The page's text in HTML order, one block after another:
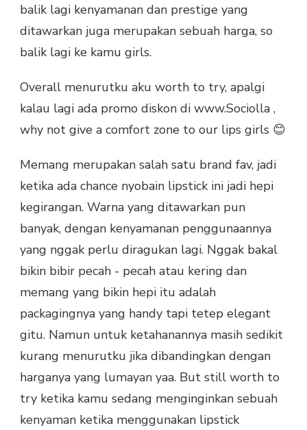
balik lagi kenyamanan dan prestige yang
ditawarkan juga merupakan sebuah harga, so
balik lagi ke kamu girls.
Overall menurutku aku worth to try, apalgi
kalau lagi ada promo diskon di www.Sociolla ,
why not give a comfort zone to our lips girls 😊
Memang merupakan salah satu brand fav, jadi
ketika ada chance nyobain lipstick ini jadi hepi
kegirangan. Warna yang ditawarkan pun
banyak, dengan kenyamanan penggunaannya
yang nggak perlu diragukan lagi. Nggak bakal
bikin bibir pecah - pecah atau kering dan
memang yang bikin hepi itu adalah
packagingnya yang handy tapi tetep elegant
gitu. Namun untuk ketahanannya masih sedikit
kurang menurutku jika dibandingkan dengan
harganya yang lumayan yaa. But still worth to
try ketika kamu sedang menginginkan sebuah
kenyaman ketika menggunakan lipstick